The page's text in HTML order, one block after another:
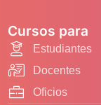
Cursos para
Estudiantes
Docentes
Oficios